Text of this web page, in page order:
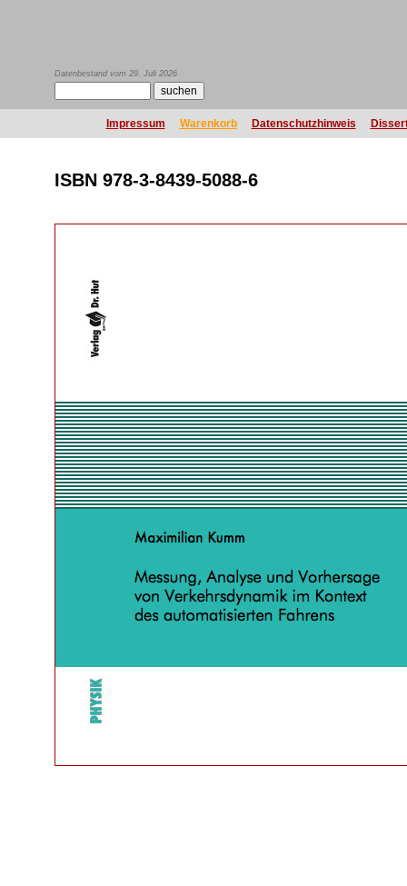
Datenbestand vom 29. Juli 2026
Impressum Warenkorb Datenschutzhinweis
ISBN 978-3-8439-5088-6